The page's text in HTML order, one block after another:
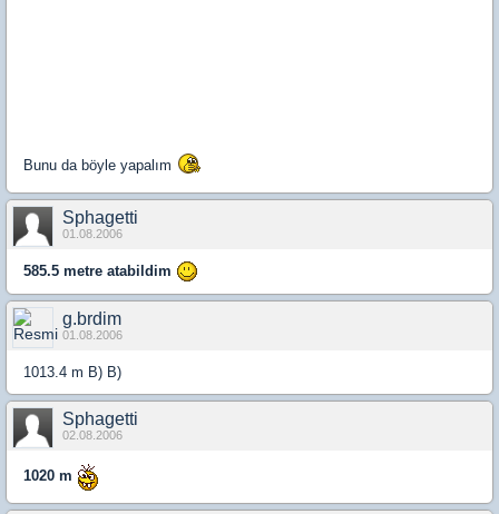
Bunu da böyle yapalım
Sphagetti
01.08.2006
585.5 metre atabildim
g.brdim
01.08.2006
1013.4 m B) B)
Sphagetti
02.08.2006
1020 m